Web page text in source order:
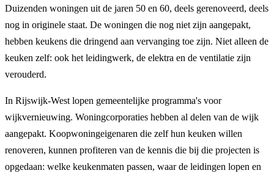
Duizenden woningen uit de jaren 50 en 60, deels gerenoveerd, deels
nog in originele staat. De woningen die nog niet zijn aangepakt,
hebben keukens die dringend aan vervanging toe zijn. Niet alleen de
keuken zelf: ook het leidingwerk, de elektra en de ventilatie zijn
verouderd.
In Rijswijk-West lopen gemeentelijke programma's voor
wijkvernieuwing. Woningcorporaties hebben al delen van de wijk
aangepakt. Koopwoningeigenaren die zelf hun keuken willen
renoveren, kunnen profiteren van de kennis die bij die projecten is
opgedaan: welke keukenmaten passen, waar de leidingen lopen en